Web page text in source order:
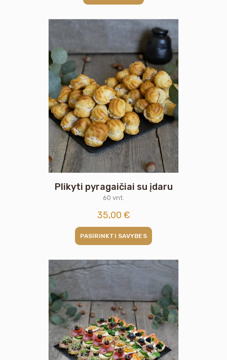
Plikyti pyragaičiai su įdaru
60 vnt.
35,00 €
PASIRINKTI SAVYBES